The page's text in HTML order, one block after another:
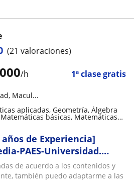
/h 1ª clase gratis
(21 valoraciones)
Macul...
aplicadas, Geometría, Álgebra
básicas, Matemáticas
de Experiencia]
PAES-Universidad.
/ GUÍAS
de acuerdo a los contenidos y
también puedo adaptarme a las